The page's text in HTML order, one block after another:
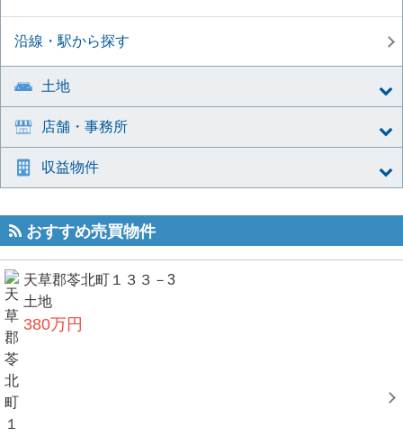
沿線・駅から探す
土地
店舗・事務所
収益物件
おすすめ売買物件
天草郡苓北町１３３－3
土地
380万円